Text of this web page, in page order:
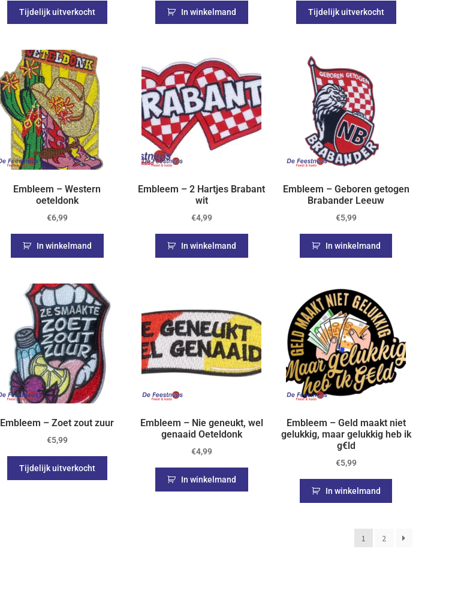
Tijdelijk uitverkocht In winkelmand Tijdelijk uitverkocht
Embleem – Western
oeteldonk
€6,99
In winkelmand
Embleem – 2 Hartjes Brabant
wit
€4,99
In winkelmand
Embleem – Geboren getogen
Brabander Leeuw
€5,99
In winkelmand
Embleem – Zoet zout zuur
€5,99
Tijdelijk uitverkocht
Embleem – Nie geneukt, wel
genaaid Oeteldonk
€4,99
In winkelmand
Embleem – Geld maakt niet
gelukkig, maar gelukkig heb ik
g€ld
€5,99
In winkelmand
1 2